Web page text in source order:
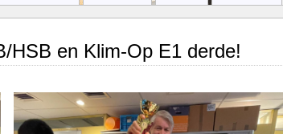
HSB en Klim-Op E1 derde!